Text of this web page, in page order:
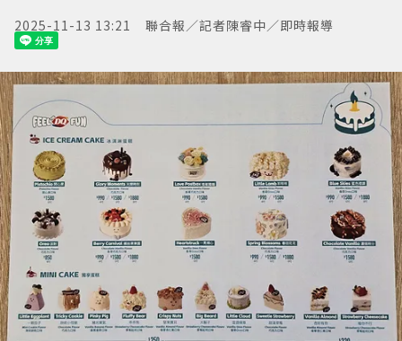
2025-11-13 13:21 聯合報／記者陳睿中／即時報導